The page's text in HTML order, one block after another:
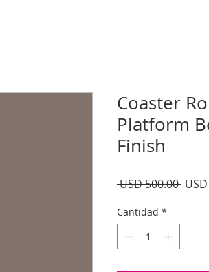
Coaster
Platform
Finish
USD 500.00
Cantidad *